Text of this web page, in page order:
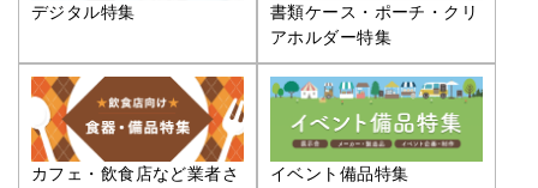
デジタル特集
書類ケース・ポーチ・クリ
アホルダー特集
カフェ・飲食店など業者さ
イベント備品特集